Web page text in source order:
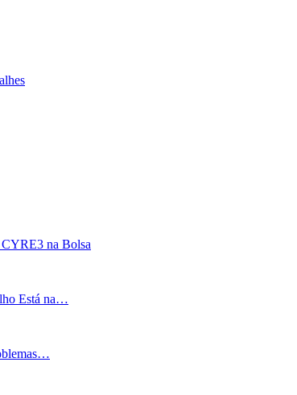
na Bolsa
Está na…